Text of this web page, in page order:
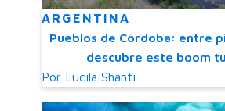
ARGENTINA
Pueblos de Córdoba: entre
descubre este boom
Por Lucila Shanti